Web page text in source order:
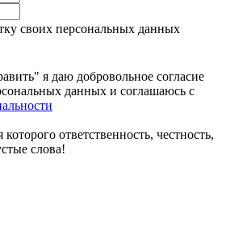
своих персональных данных
я даю добровольное согласие
данных и соглашаюсь с
ответственность, честность,
слова!